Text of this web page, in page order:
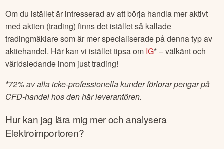
Om du istället är intresserad av att börja handla mer aktivt
med aktien (trading) finns det istället så kallade
tradingmäklare som är mer specialiserade på denna typ av
aktiehandel. Här kan vi istället tipsa om IG* – välkänt och
världsledande inom just trading!
*72% av alla icke-professionella kunder förlorar pengar på
CFD-handel hos den här leverantören.
Hur kan jag lära mig mer och analysera
Elektroimportoren?